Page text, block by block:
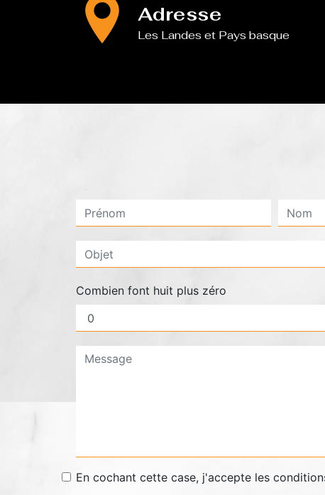
Adresse
Les Landes et Pays basque
Combien font huit plus zéro
En cochant cette case, j'accepte les